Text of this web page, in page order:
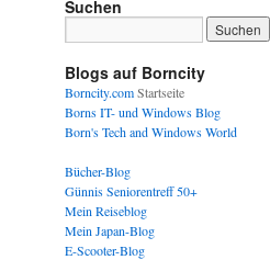
Suchen
Blogs auf Borncity
Borncity.comStartseite
Borns IT- und Windows Blog
Born's Tech and Windows World
Bücher-Blog
Günnis Seniorentreff 50+
Mein Reiseblog
Mein Japan-Blog
E-Scooter-Blog